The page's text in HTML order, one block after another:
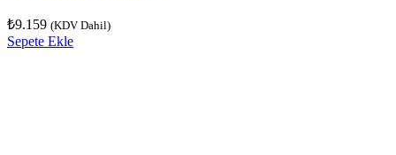
₺9.159 (KDV Dahil)
Sepete Ekle